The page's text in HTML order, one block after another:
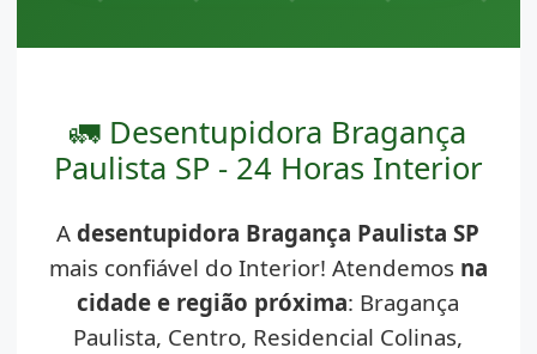
🚛 Desentupidora Bragança
Paulista SP - 24 Horas Interior
Adesentupidora Bragança Paulista SP
mais confiável do Interior! Atendemos na
cidade e região próxima: Bragança
Paulista, Centro, Residencial Colinas,